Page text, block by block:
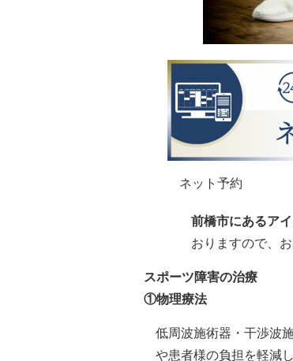
ネット予約
前橋市にあるア
おりますので、
スポーツ障害の治療
①物理療法
低周波施術器・干渉波
や患者様の負担を軽減し